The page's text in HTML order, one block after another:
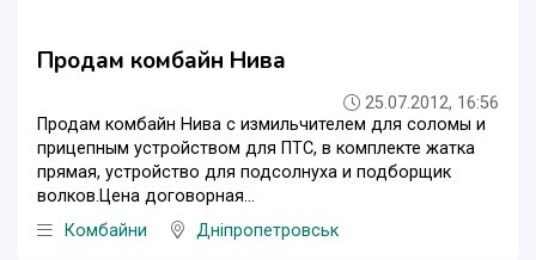
Продам комбайн Нива
25.07.2012, 16:56
Продам комбайн Нива с измильчителем для соломы и
прицепным устройством для ПТС, в комплекте жатка
прямая, устройство для подсолнуха и подборщик
волков.Цена договорная...
Комбайни
Дніпропетровськ